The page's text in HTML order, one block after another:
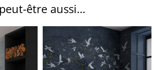
être aussi…